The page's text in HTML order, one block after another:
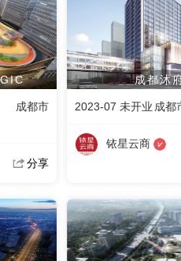
成都市
分享
成都沐
2023-07 未开业 成都
铱星云商